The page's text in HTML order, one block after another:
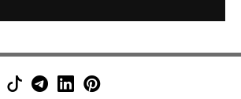
en Facebook
en Instagram
en X (Twitter)
Minuto30 en TikTok
Canal de Minuto30 en
Minuto30 en LinkedIn
Minuto30 en